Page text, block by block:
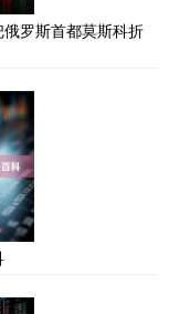
罗斯首都莫斯科折